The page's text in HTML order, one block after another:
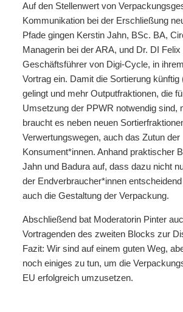
Auf den Stellenwert von
Kommunikation bei der Erschließung
Pfade gingen Kerstin Jahn, BSc. BA,
Managerin bei der ARA, und Dr. DI Felix
Geschäftsführer von Digi-Cycle, in
Vortrag ein. Damit die Sortierung
gelingt und mehr Outputfraktionen, die
Umsetzung der PPWR notwendig sind,
braucht es neben neuen
Verwertungswegen, auch das Zutun der
Konsument*innen. Anhand praktischer
Jahn und Badura auf, dass dazu nicht
der Endverbraucher*innen
auch die Gestaltung der Verpackung.
Abschließend bat Moderatorin Pinter
Vortragenden des zweiten Blocks zur
Fazit: Wir sind auf einem guten Weg,
noch einiges zu tun, um die
EU erfolgreich umzusetzen.